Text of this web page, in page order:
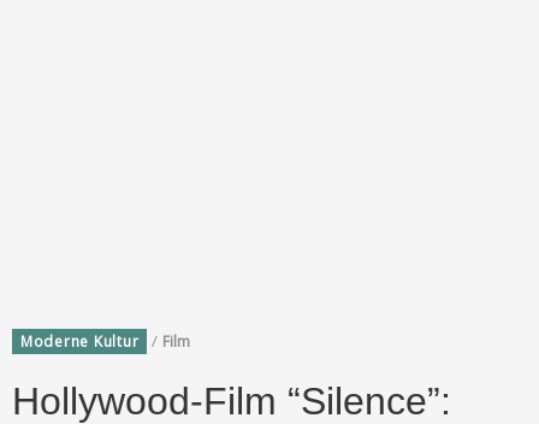
Moderne Kultur / Film
Hollywood-Film “Silence”: